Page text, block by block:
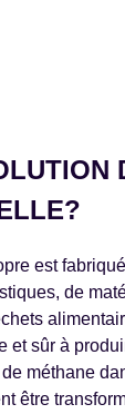
est
de
et sûr à
méthane
être